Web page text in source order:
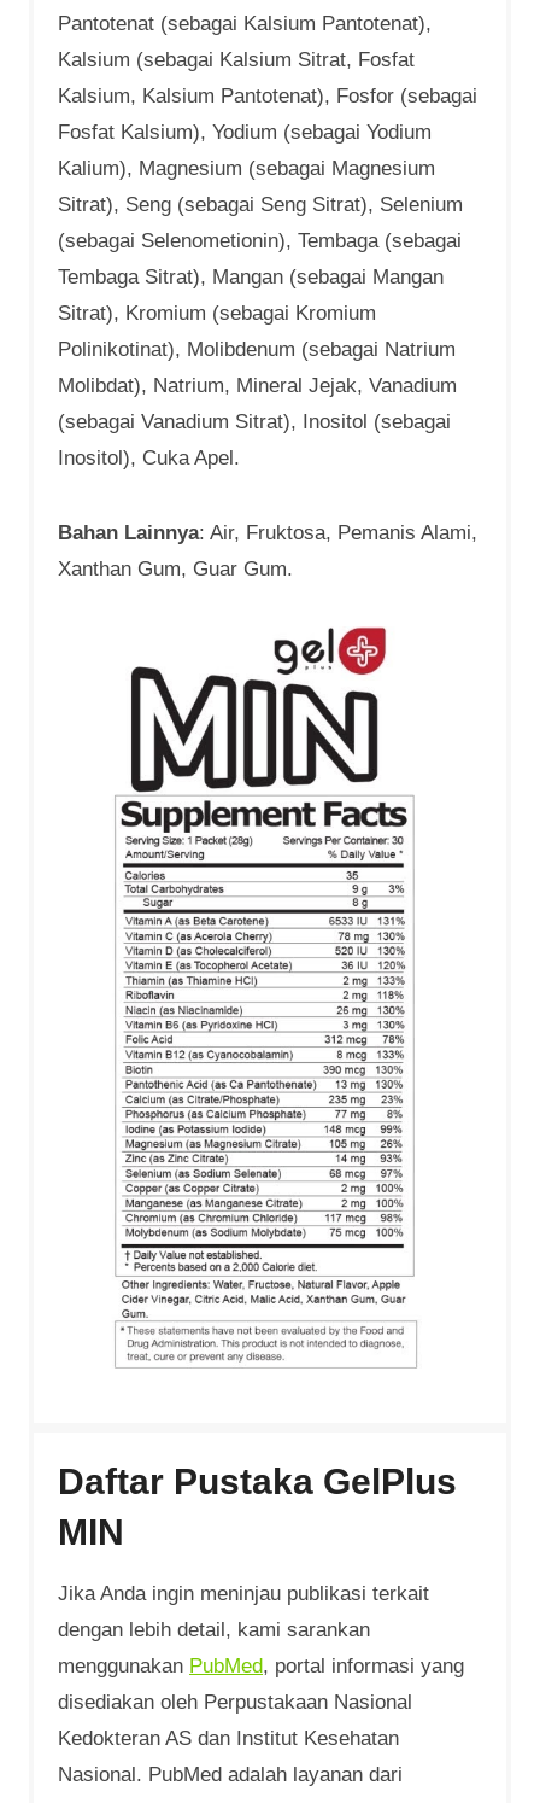
Pantotenat (sebagai Kalsium Pantotenat),
Kalsium (sebagai Kalsium Sitrat, Fosfat
Kalsium, Kalsium Pantotenat), Fosfor (sebagai
Fosfat Kalsium), Yodium (sebagai Yodium
Kalium), Magnesium (sebagai Magnesium
Sitrat), Seng (sebagai Seng Sitrat), Selenium
(sebagai Selenometionin), Tembaga (sebagai
Tembaga Sitrat), Mangan (sebagai Mangan
Sitrat), Kromium (sebagai Kromium
Polinikotinat), Molibdenum (sebagai Natrium
Molibdat), Natrium, Mineral Jejak, Vanadium
(sebagai Vanadium Sitrat), Inositol (sebagai
Inositol), Cuka Apel.
Bahan Lainnya: Air, Fruktosa, Pemanis Alami,
Xanthan Gum, Guar Gum.
Daftar Pustaka GelPlus
MIN
Jika Anda ingin meninjau publikasi terkait
dengan lebih detail, kami sarankan
menggunakan PubMed, portal informasi yang
disediakan oleh Perpustakaan Nasional
Kedokteran AS dan Institut Kesehatan
Nasional. PubMed adalah layanan dari